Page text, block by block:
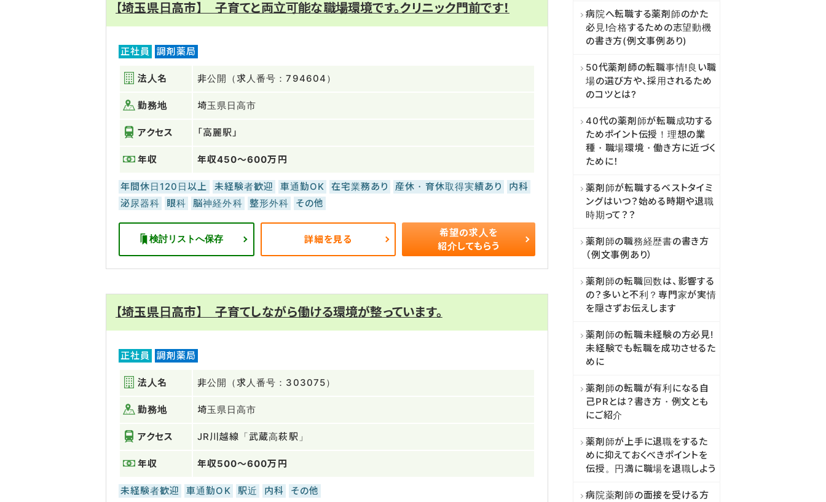
【埼玉県日高市】 子育てと両立可能な職場環境です。クリニック門前です！
正社員 調剤薬局
法人名 非公開（求人番号：794604）
勤務地 埼玉県日高市
アクセス 「高麗駅」
年収 年収450～600万円
年間休日120日以上 未経験者歓迎 車通勤OK 在宅業務あり 産休・育休取得実績あり
内科
泌尿器科
眼科 脳神経外科 整形外科 その他
検討リストへ保存 詳細を見る
希望の求人を
紹介してもらう
【埼玉県日高市】 子育てしながら働ける環境が整っています。
正社員 調剤薬局
法人名 非公開（求人番号：303075）
勤務地 埼玉県日高市
アクセス JR川越線「武蔵高萩駅」
年収 年収500～600万円
未経験者歓迎 車通勤OK 駅近 内科 その他
病院へ転職する薬剤師のかた
必見!合格するための志望動機
の書き方(例文事例あり)
50代薬剤師の転職事情!良い職
場の選び方や、採用されるため
のコツとは?
40代の薬剤師が転職成功する
ためポイント伝授！理想の業
種・職場環境・働き方に近づく
ために！
薬剤師が転職するベストタイミ
ングはいつ？始める時期や退職
時期って？？
薬剤師の職務経歴書の書き方
（例文事例あり）
薬剤師の転職回数は、影響する
の？多いと不利？専門家が実情
を隠さずお伝えします
薬剤師の転職未経験の方必見!
未経験でも転職を成功させるた
めに
薬剤師の転職が有利になる自
己PRとは？書き方・例文とも
にご紹介
薬剤師が上手に退職をするた
めに抑えておくべきポイントを
伝授。円満に職場を退職しよう
病院薬剤師の面接を受ける方